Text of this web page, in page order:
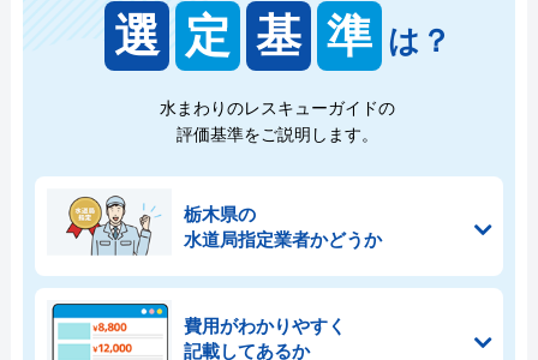
選 定 基 準 は？
水まわりのレスキューガイドの
評価基準をご説明します。
栃木県の
水道局指定業者かどうか
費用がわかりやすく
記載してあるか